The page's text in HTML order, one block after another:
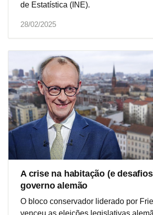
de Estatística (INE).
28/02/2025
A crise na habitação (e
governo alemão
O bloco conservador liderado por
venceu as eleições legislativas